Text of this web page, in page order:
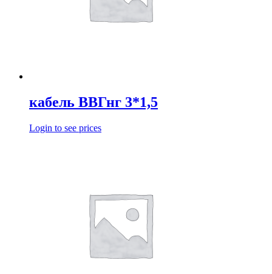
кабель ВВГнг 3*1,5
Login to see prices